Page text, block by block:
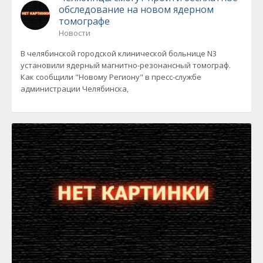
обследование на новом ядерном
томографе
Новости
В челябинской городской клинической больнице N3
установили ядерный магнитно-резонансный томограф.
Как сообщили "Новому Региону" в пресс-службе
администрации Челябинска,